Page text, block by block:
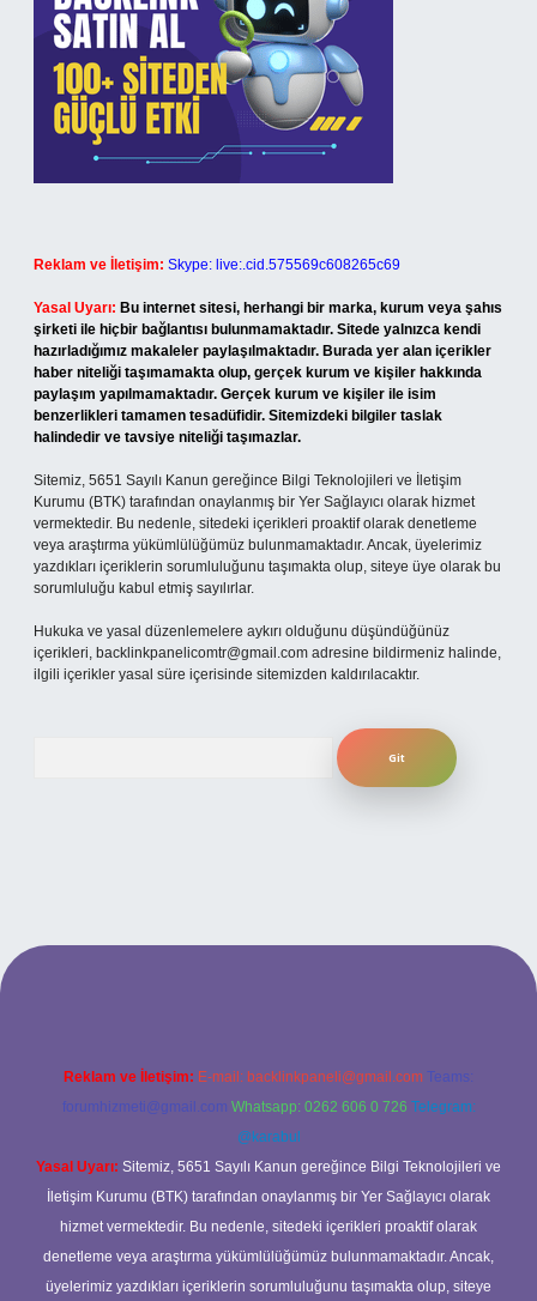
Reklam ve İletişim: Skype: live:.cid.575569c608265c69
Yasal Uyarı: Bu internet sitesi, herhangi bir marka, kurum veya şahıs
şirketi ile hiçbir bağlantısı bulunmamaktadır. Sitede yalnızca kendi
hazırladığımız makaleler paylaşılmaktadır. Burada yer alan içerikler
haber niteliği taşımamakta olup, gerçek kurum ve kişiler hakkında
paylaşım yapılmamaktadır. Gerçek kurum ve kişiler ile isim
benzerlikleri tamamen tesadüfidir. Sitemizdeki bilgiler taslak
halindedir ve tavsiye niteliği taşımazlar.
Sitemiz, 5651 Sayılı Kanun gereğince Bilgi Teknolojileri ve İletişim
Kurumu (BTK) tarafından onaylanmış bir Yer Sağlayıcı olarak hizmet
vermektedir. Bu nedenle, sitedeki içerikleri proaktif olarak denetleme
veya araştırma yükümlülüğümüz bulunmamaktadır. Ancak, üyelerimiz
yazdıkları içeriklerin sorumluluğunu taşımakta olup, siteye üye olarak bu
sorumluluğu kabul etmiş sayılırlar.
Hukuka ve yasal düzenlemelere aykırı olduğunu düşündüğünüz
içerikleri, backlinkpanelicomtr@gmail.com adresine bildirmeniz halinde,
ilgili içerikler yasal süre içerisinde sitemizden kaldırılacaktır.
adresi
Reklam ve İletişim: E-mail: backlinkpaneli@gmail.com Teams:
forumhizmeti@gmail.com Whatsapp: 0262 606 0 726 Telegram:
@karabul
Yasal Uyarı: Sitemiz, 5651 Sayılı Kanun gereğince Bilgi Teknolojileri ve
İletişim Kurumu (BTK) tarafından onaylanmış bir Yer Sağlayıcı olarak
hizmet vermektedir. Bu nedenle, sitedeki içerikleri proaktif olarak
denetleme veya araştırma yükümlülüğümüz bulunmamaktadır. Ancak,
üyelerimiz yazdıkları içeriklerin sorumluluğunu taşımakta olup, siteye